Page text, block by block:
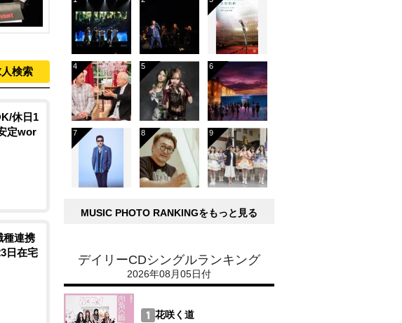
検索
休日1
定wor
種連携
日在宅
MUSIC PHOTO RANKINGをもっと見る
デイリーCDシングルランキング
2026年08月05日付
花咲く道